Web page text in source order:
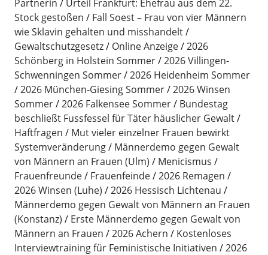
Partnerin
Urteil Frankfurt: Ehefrau aus dem 22.
Stock gestoßen
Fall Soest – Frau von vier Männern
wie Sklavin gehalten und misshandelt
Gewaltschutzgesetz
Online Anzeige
2026
Schönberg in Holstein Sommer
2026 Villingen-
Schwenningen Sommer
2026 Heidenheim Sommer
2026 München-Giesing Sommer
2026 Winsen
Sommer
2026 Falkensee Sommer
Bundestag
beschließt Fussfessel für Täter häuslicher Gewalt
Haftfragen
Mut vieler einzelner Frauen bewirkt
Systemveränderung
Männerdemo gegen Gewalt
von Männern an Frauen (Ulm)
Menicismus
Frauenfreunde
Frauenfeinde
2026 Remagen
2026 Winsen (Luhe)
2026 Hessisch Lichtenau
Männerdemo gegen Gewalt von Männern an Frauen
(Konstanz)
Erste Männerdemo gegen Gewalt von
Männern an Frauen
2026 Achern
Kostenloses
Interviewtraining für Feministische Initiativen
2026